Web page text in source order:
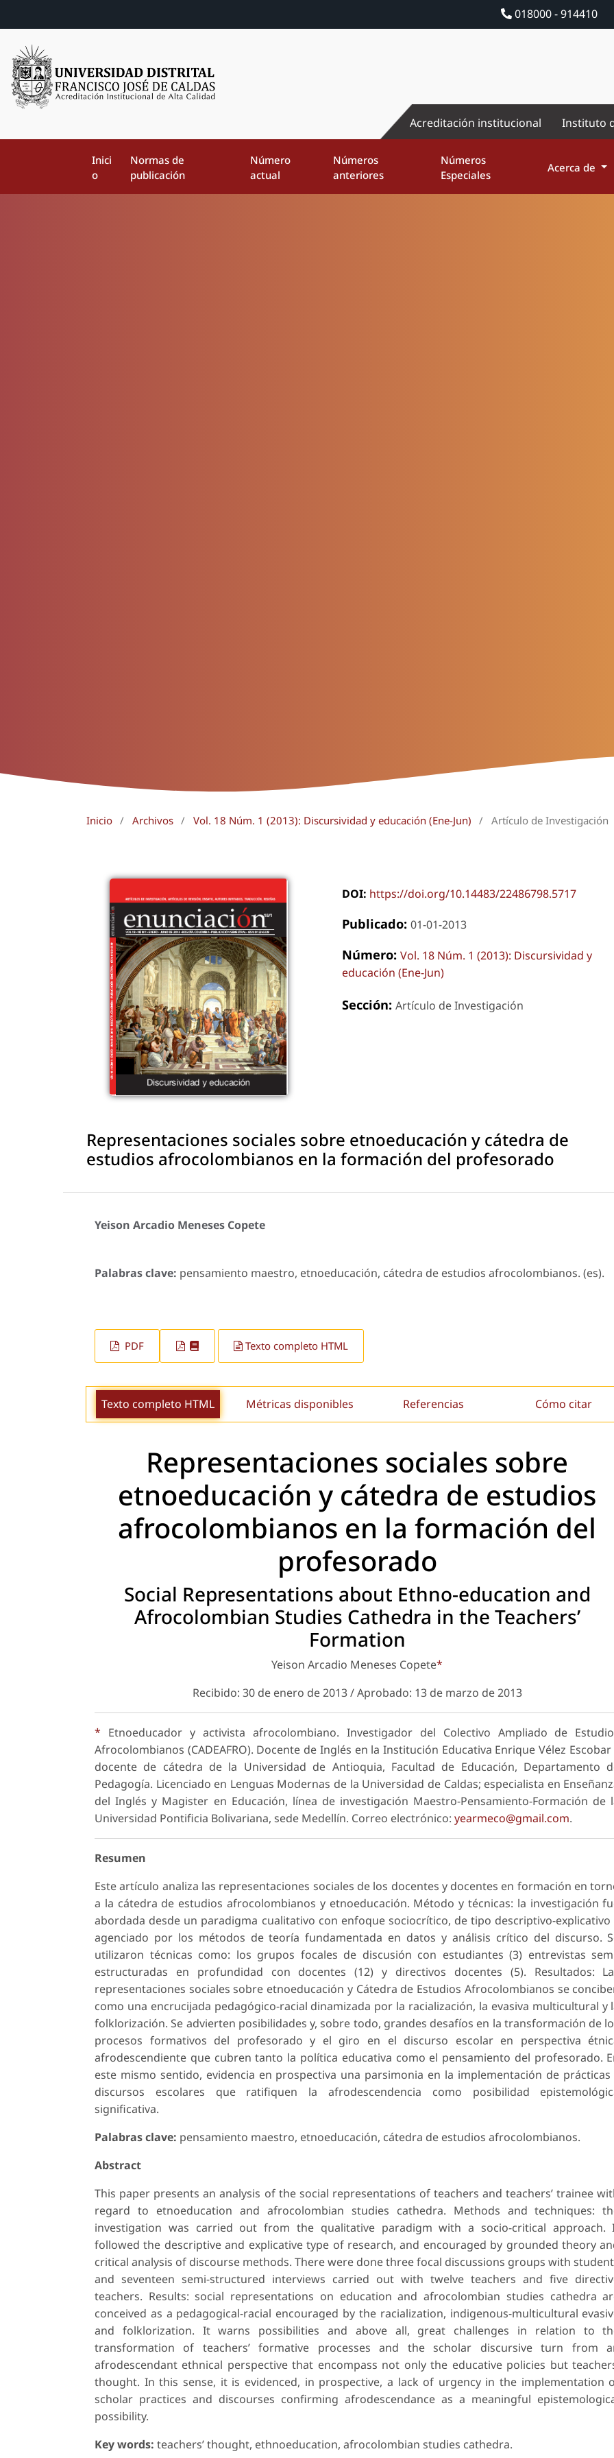
018000 - 914410
Acreditación institucional Instituto
Inici
o
Normas de
publicación
Número
actual
Números
anteriores
Números
Especiales
Acerca de
Inicio / Archivos / Vol. 18 Núm. 1 (2013): Discursividad y educación (Ene-Jun) / Artículo de Investigación
DOI: https://doi.org/10.14483/22486798.5717
Publicado: 01-01-2013
Número: Vol. 18 Núm. 1 (2013): Discursividad y
educación (Ene-Jun)
Sección: Artículo de Investigación
Representaciones sociales sobre etnoeducación y cátedra de
estudios afrocolombianos en la formación del profesorado
Yeison Arcadio Meneses Copete
Palabras clave: pensamiento maestro, etnoeducación, cátedra de estudios afrocolombianos. (es).
PDF Texto completo HTML
Texto completo HTML Métricas disponibles Referencias Cómo citar
Representaciones sociales sobre
etnoeducación y cátedra de estudios
afrocolombianos en la formación del
profesorado
Social Representations about Ethno-education and
Afrocolombian Studies Cathedra in the Teachers’
Formation
Yeison Arcadio Meneses Copete*
Recibido: 30 de enero de 2013 / Aprobado: 13 de marzo de 2013
* Etnoeducador y activista afrocolombiano. Investigador del Colectivo Ampliado de
Afrocolombianos (CADEAFRO). Docente de Inglés en la Institución Educativa Enrique Vélez Escobar
docente de cátedra de la Universidad de Antioquia, Facultad de Educación, Departamento
Pedagogía. Licenciado en Lenguas Modernas de la Universidad de Caldas; especialista en
del Inglés y Magister en Educación, línea de investigación Maestro-Pensamiento-Formación de
Universidad Pontificia Bolivariana, sede Medellín. Correo electrónico: yearmeco@gmail.com.
Resumen
Este artículo analiza las representaciones sociales de los docentes y docentes en formación en
a la cátedra de estudios afrocolombianos y etnoeducación. Método y técnicas: la investigación
abordada desde un paradigma cualitativo con enfoque sociocrítico, de tipo descriptivo-explicativo
agenciado por los métodos de teoría fundamentada en datos y análisis crítico del discurso.
utilizaron técnicas como: los grupos focales de discusión con estudiantes (3) entrevistas
estructuradas en profundidad con docentes (12) y directivos docentes (5). Resultados:
representaciones sociales sobre etnoeducación y Cátedra de Estudios Afrocolombianos se
como una encrucijada pedagógico-racial dinamizada por la racialización, la evasiva multicultural y
folklorización. Se advierten posibilidades y, sobre todo, grandes desafíos en la transformación de
procesos formativos del profesorado y el giro en el discurso escolar en perspectiva
afrodescendiente que cubren tanto la política educativa como el pensamiento del profesorado.
este mismo sentido, evidencia en prospectiva una parsimonia en la implementación de prácticas
discursos escolares que ratifiquen la afrodescendencia como posibilidad
significativa.
Palabras clave: pensamiento maestro, etnoeducación, cátedra de estudios afrocolombianos.
Abstract
This paper presents an analysis of the social representations of teachers and teachers’ trainee
regard to etnoeducation and afrocolombian studies cathedra. Methods and techniques:
investigation was carried out from the qualitative paradigm with a socio-critical approach.
followed the descriptive and explicative type of research, and encouraged by grounded theory
critical analysis of discourse methods. There were done three focal discussions groups with
and seventeen semi-structured interviews carried out with twelve teachers and five
teachers. Results: social representations on education and afrocolombian studies cathedra
conceived as a pedagogical-racial encouraged by the racialization, indigenous-multicultural
and folklorization. It warns possibilities and above all, great challenges in relation to
transformation of teachers’ formative processes and the scholar discursive turn from
afrodescendant ethnical perspective that encompass not only the educative policies but
thought. In this sense, it is evidenced, in prospective, a lack of urgency in the implementation
scholar practices and discourses confirming afrodescendance as a meaningful
possibility.
Key words: teachers’ thought, ethnoeducation, afrocolombian studies cathedra.